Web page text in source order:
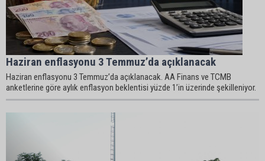
Haziran enflasyonu 3 Temmuz’da açıklanacak
Haziran enflasyonu 3 Temmuz’da açıklanacak. AA Finans ve TCMB
anketlerine göre aylık enflasyon beklentisi yüzde 1’in üzerinde şekilleniyor.